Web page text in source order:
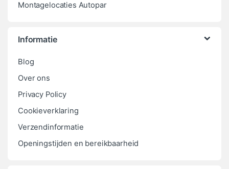
Montagelocaties Autopar
Informatie
Blog
Over ons
Privacy Policy
Cookieverklaring
Verzendinformatie
Openingstijden en bereikbaarheid